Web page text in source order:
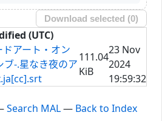
Download selected (0)
(UTC)
アート・オン
ブ-.星なき夜のア
111.04
KiB
23 Nov
2024
19:59:32
Search MAL— Back to Index